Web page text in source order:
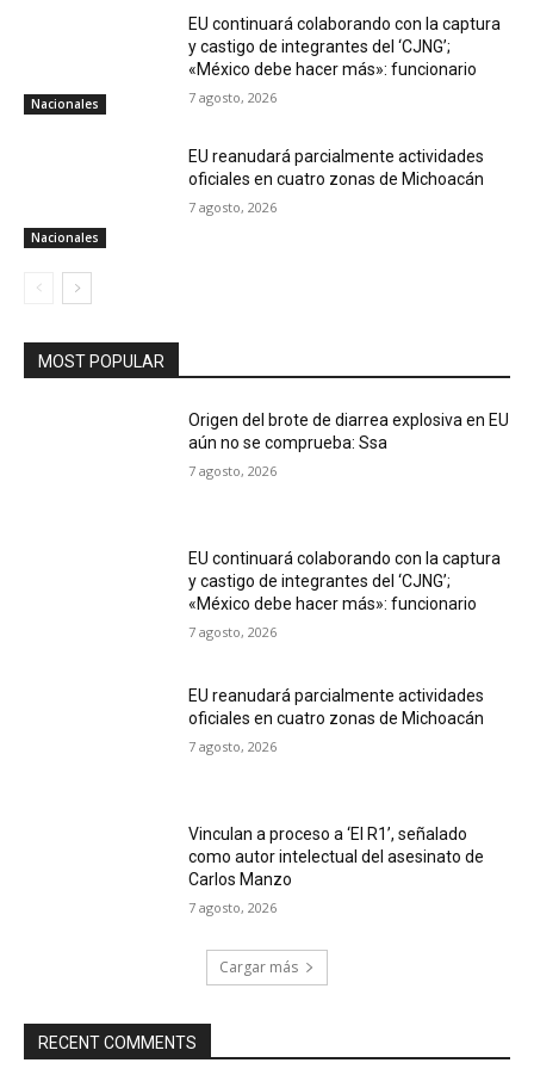
Nacionales
EU continuará colaborando con la captura
y castigo de integrantes del ‘CJNG’;
«México debe hacer más»: funcionario
7 agosto, 2026
Nacionales
EU reanudará parcialmente actividades
oficiales en cuatro zonas de Michoacán
7 agosto, 2026
MOST POPULAR
Origen del brote de diarrea explosiva en EU
aún no se comprueba: Ssa
7 agosto, 2026
EU continuará colaborando con la captura
y castigo de integrantes del ‘CJNG’;
«México debe hacer más»: funcionario
7 agosto, 2026
EU reanudará parcialmente actividades
oficiales en cuatro zonas de Michoacán
7 agosto, 2026
Vinculan a proceso a ‘El R1’, señalado
como autor intelectual del asesinato de
Carlos Manzo
7 agosto, 2026
Cargar más
RECENT COMMENTS